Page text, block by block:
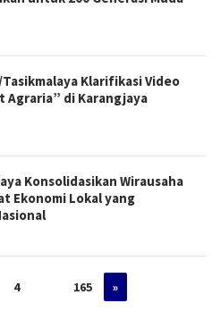
Tasikmalaya Klarifikasi Video
Agraria” di Karangjaya
Konsolidasikan Wirausaha
Ekonomi Lokal yang
4 165 »